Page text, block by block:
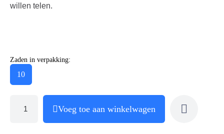
willen telen.
Zaden in verpakking:
10
Voeg toe aan winkelwagen